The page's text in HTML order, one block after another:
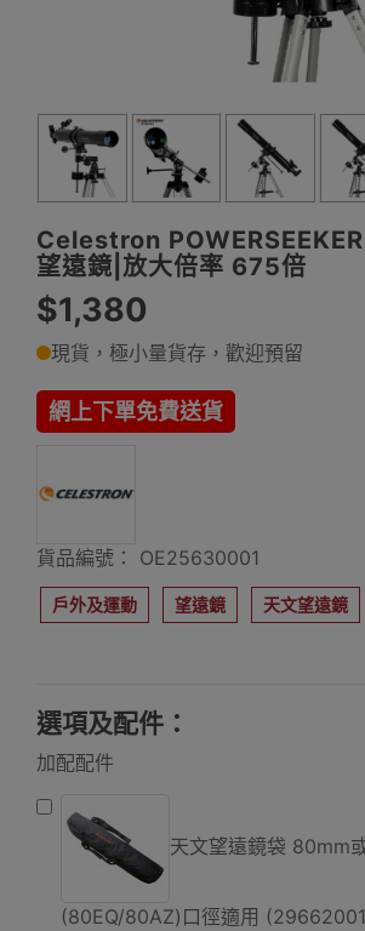
Celestron
望遠鏡|放大倍率 675倍
$1,380
現貨，極小量貨存，歡迎預留
網上下單免費送貨
貨品編號： OE25630001
戶外及運動 望遠鏡 天文望遠鏡
選項及配件：
加配配件
天文望遠鏡袋 80mm
(80EQ/80AZ)口徑適用